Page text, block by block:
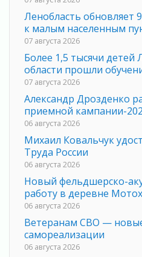
Ленобласть обновляет
к малым населенным
07 августа 2026
Более 1,5 тысячи детей
области прошли
07 августа 2026
Александр Дрозденко
приемной кампании-
06 августа 2026
Михаил Ковальчук
Труда России
06 августа 2026
Новый фельдшерско-
работу в деревне
06 августа 2026
Ветеранам СВО —
самореализации
06 августа 2026